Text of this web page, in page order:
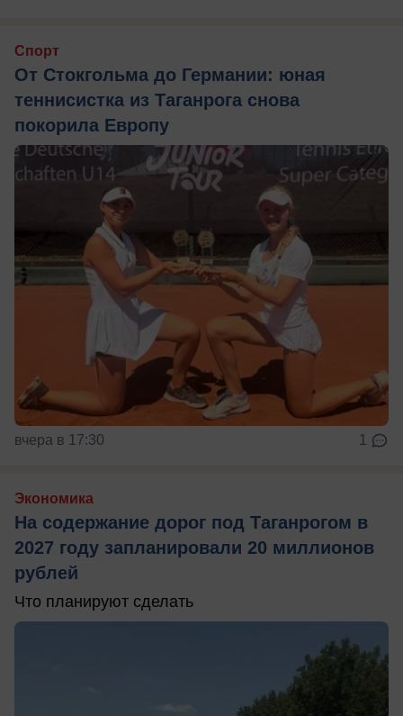
Спорт
От Стокгольма до Германии: юная
теннисистка из Таганрога снова
покорила Европу
вчера в 17:30 1
Экономика
На содержание дорог под Таганрогом в
2027 году запланировали 20 миллионов
рублей
Что планируют сделать